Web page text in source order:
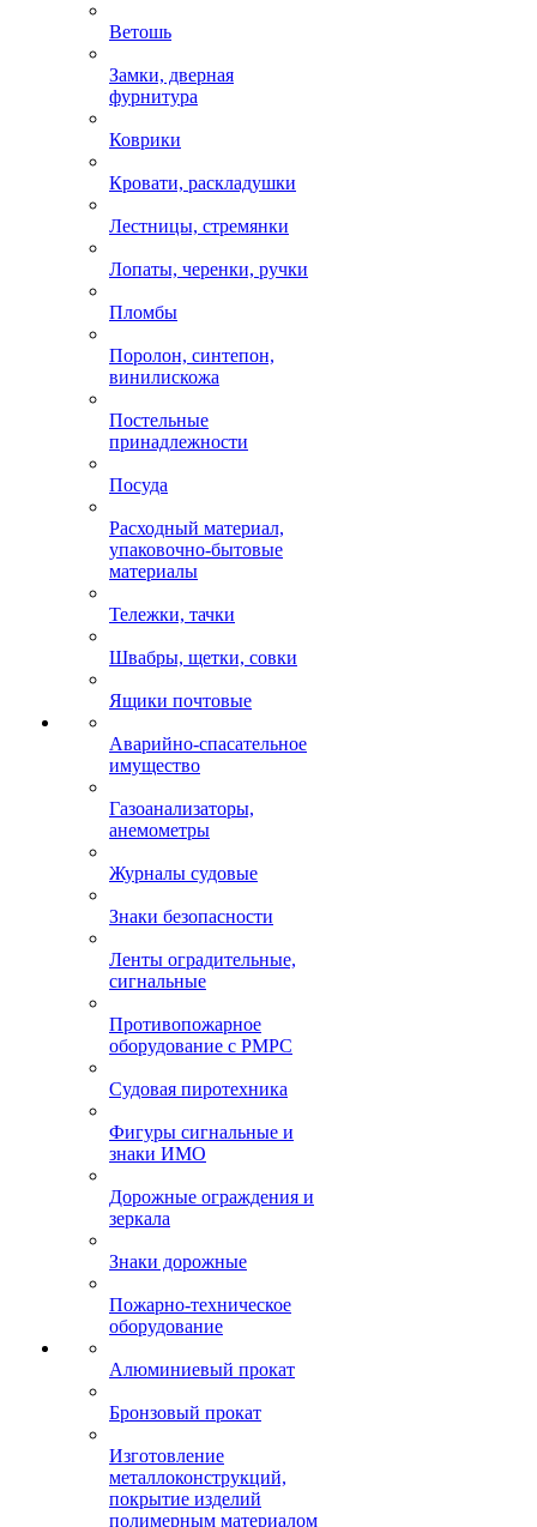
Ветошь
Замки, дверная
фурнитура
Коврики
Кровати, раскладушки
Лестницы, стремянки
Лопаты, черенки, ручки
Пломбы
Поролон, синтепон,
винилискожа
Постельные
принадлежности
Посуда
Расходный материал,
упаковочно-бытовые
материалы
Тележки, тачки
Швабры, щетки, совки
Ящики почтовые
Аварийно-спасательное
имущество
Газоанализаторы,
анемометры
Журналы судовые
Знаки безопасности
Ленты оградительные,
сигнальные
Противопожарное
оборудование с РМРС
Судовая пиротехника
Фигуры сигнальные и
знаки ИМО
Дорожные ограждения и
зеркала
Знаки дорожные
Пожарно-техническое
оборудование
Алюминиевый прокат
Бронзовый прокат
Изготовление
металлоконструкций,
покрытие изделий
полимерным материалом